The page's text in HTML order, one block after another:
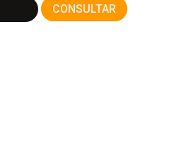
CONSULTAR